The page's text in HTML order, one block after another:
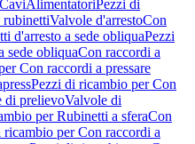
CaviAlimentatori Pezzi di
rubinettiValvole d'arrestoCon
d'arresto a sede obliquaPezzi
sede obliquaCon raccordi a
Con raccordi a pressare
Pezzi di ricambio per Con
di prelievoValvole di
per Rubinetti a sferaCon
ricambio per Con raccordi a